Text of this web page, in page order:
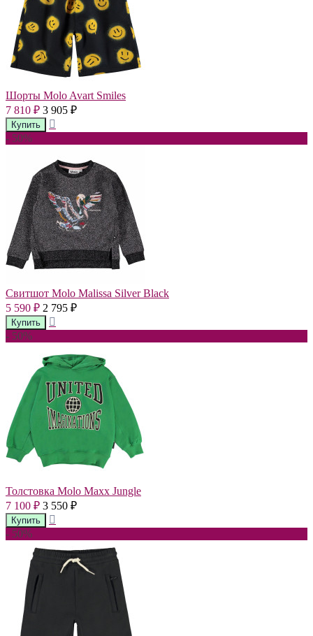
Шорты Molo Avart Smiles
7 810 ₽ 3 905 ₽
- 50%
Свитшот Molo Malissa Silver Black
5 590 ₽ 2 795 ₽
- 50%
Толстовка Molo Maxx Jungle
7 100 ₽ 3 550 ₽
- 50%